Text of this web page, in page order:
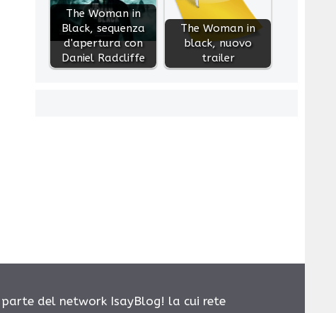
The Woman in
Black, sequenza
d'apertura con
Daniel Radcliffe
The Woman in
black, nuovo
trailer
del network IsayBlog! la cui rete